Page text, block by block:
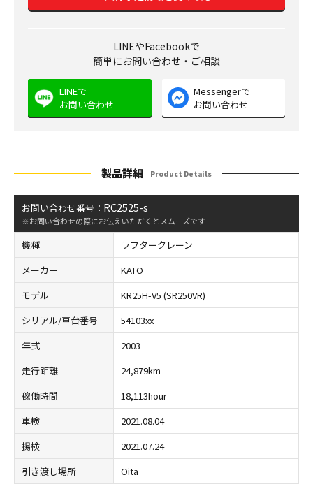
LINEやFacebookで
簡単にお問い合わせ・ご相談
LINEで
お問い合わせ
Messengerで
お問い合わせ
製品詳細 Product Details
お問い合わせ番号： RC2525-s
※お問い合わせの際にお伝えいただくとスムーズです
機種
ラフタークレーン
メーカー
KATO
モデル
KR25H-V5 (SR250VR)
シリアル/車台番号
54103xx
年式
2003
走行距離
24,879km
稼働時間
18,113hour
車検
2021.08.04
揚検
2021.07.24
引き渡し場所
Oita